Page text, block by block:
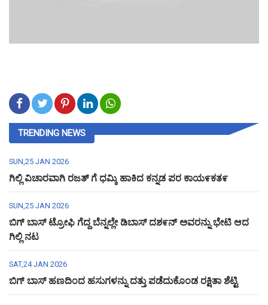
TRENDING NEWS
SUN,25 JAN 2026
ಗಿಲ್ಲಿ ವಿಚಾರವಾಗಿ ರಜತ್ ಗೆ ಧಮ್ಕಿ ಹಾಕಿದ ಕನ್ನಡ ಪರ ಕಾಯ೯ಕತ೯
SUN,25 JAN 2026
ಬಿಗ್ ಬಾಸ್ ಟ್ರೋಫಿ ಗೆದ್ದ ಬೆನ್ನಲ್ಲೇ ಡಿಬಾಸ್ ದಶ೯ನ್ ಅವರನ್ನು ಭೇಟಿ ಆದ
ಗಿಲ್ಲಿ ನಟ
SAT,24 JAN 2026
ಬಿಗ್ ಬಾಸ್ ಹಣದಿಂದ ಹಸುಗಳನ್ನು ದತ್ತು ಪಡೆದುಕೊಂಡ ರಕ್ಷಿತಾ ಶೆಟ್ಟಿ